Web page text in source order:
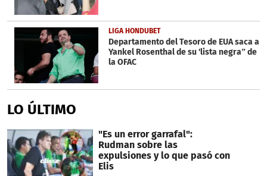
LIGA HONDUBET
Departamento del Tesoro de EUA saca a
Yankel Rosenthal de su 'lista negra” de
la OFAC
LO ÚLTIMO
"Es un error garrafal":
Rudman sobre las
expulsiones y lo que pasó con
Elis